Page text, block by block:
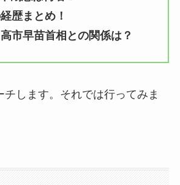
歴まとめ！
市早苗首相との関係は？
チします。それでは行ってみま